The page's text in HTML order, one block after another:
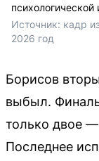
психологической
Источник: кадр
2026 год
Борисов
выбыл.
только двое
Последнее